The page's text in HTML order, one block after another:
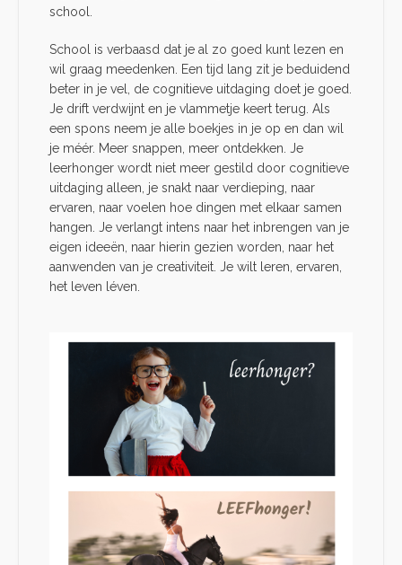
school.
School is verbaasd dat je al zo goed kunt lezen en
wil graag meedenken. Een tijd lang zit je beduidend
beter in je vel, de cognitieve uitdaging doet je goed.
Je drift verdwijnt en je vlammetje keert terug. Als
een spons neem je alle boekjes in je op en dan wil
je méér. Meer snappen, meer ontdekken. Je
leerhonger wordt niet meer gestild door cognitieve
uitdaging alleen, je snakt naar verdieping, naar
ervaren, naar voelen hoe dingen met elkaar samen
hangen. Je verlangt intens naar het inbrengen van je
eigen ideeën, naar hierin gezien worden, naar het
aanwenden van je creativiteit. Je wilt leren, ervaren,
het leven léven.